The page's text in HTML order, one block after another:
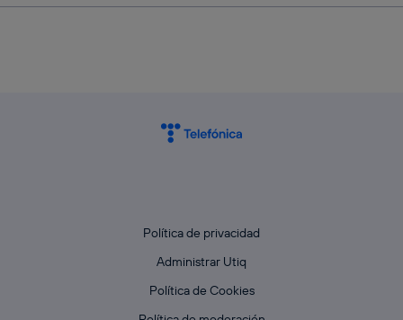
Política de privacidad
Administrar Utiq
Política de Cookies